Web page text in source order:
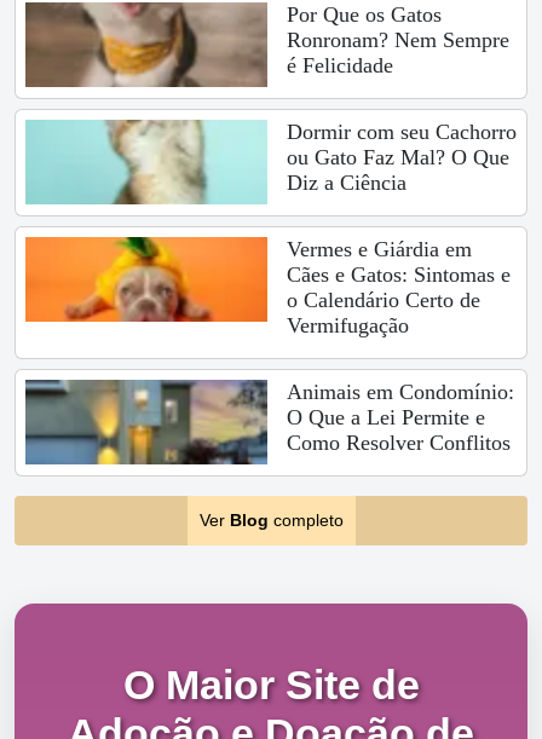
Por Que os Gatos
Ronronam? Nem Sempre
é Felicidade
Dormir com seu Cachorro
ou Gato Faz Mal? O Que
Diz a Ciência
Vermes e Giárdia em
Cães e Gatos: Sintomas e
o Calendário Certo de
Vermifugação
Animais em Condomínio:
O Que a Lei Permite e
Como Resolver Conflitos
Ver Blog completo
O Maior Site de